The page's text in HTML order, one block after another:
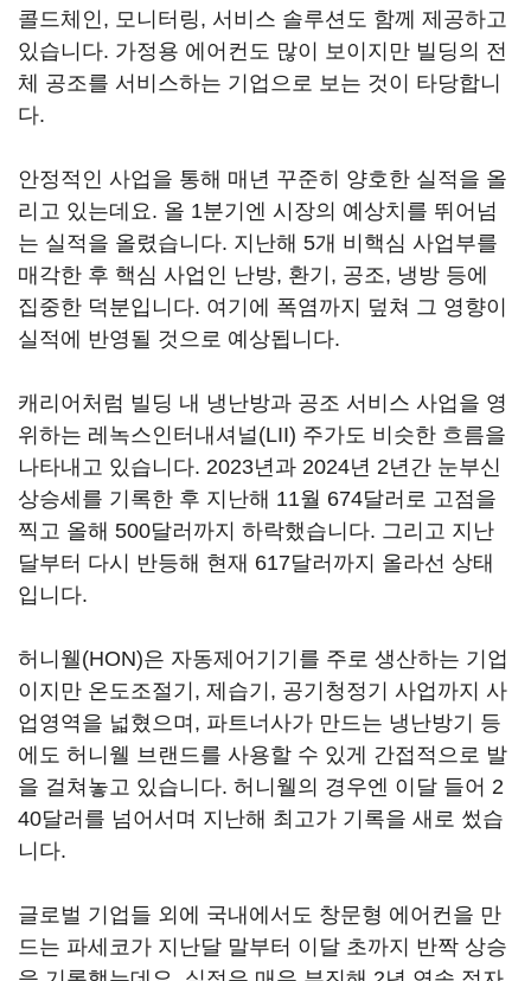
콜드체인, 모니터링, 서비스 솔루션도 함께 제공하고
있습니다. 가정용 에어컨도 많이 보이지만 빌딩의 전
체 공조를 서비스하는 기업으로 보는 것이 타당합니
다.
안정적인 사업을 통해 매년 꾸준히 양호한 실적을 올
리고 있는데요. 올 1분기엔 시장의 예상치를 뛰어넘
는 실적을 올렸습니다. 지난해 5개 비핵심 사업부를
매각한 후 핵심 사업인 난방, 환기, 공조, 냉방 등에
집중한 덕분입니다. 여기에 폭염까지 덮쳐 그 영향이
실적에 반영될 것으로 예상됩니다.
캐리어처럼 빌딩 내 냉난방과 공조 서비스 사업을 영
위하는 레녹스인터내셔널(LII) 주가도 비슷한 흐름을
나타내고 있습니다. 2023년과 2024년 2년간 눈부신
상승세를 기록한 후 지난해 11월 674달러로 고점을
찍고 올해 500달러까지 하락했습니다. 그리고 지난
달부터 다시 반등해 현재 617달러까지 올라선 상태
입니다.
허니웰(HON)은 자동제어기기를 주로 생산하는 기업
이지만 온도조절기, 제습기, 공기청정기 사업까지 사
업영역을 넓혔으며, 파트너사가 만드는 냉난방기 등
에도 허니웰 브랜드를 사용할 수 있게 간접적으로 발
을 걸쳐놓고 있습니다. 허니웰의 경우엔 이달 들어 2
40달러를 넘어서며 지난해 최고가 기록을 새로 썼습
니다.
글로벌 기업들 외에 국내에서도 창문형 에어컨을 만
드는 파세코가 지난달 말부터 이달 초까지 반짝 상승